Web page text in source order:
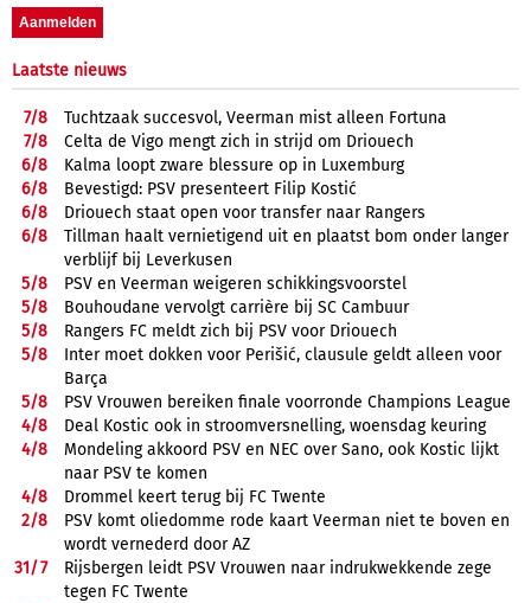
Laatste nieuws
7/8
Tuchtzaak succesvol, Veerman mist alleen Fortuna
7/8
Celta de Vigo mengt zich in strijd om Driouech
6/8
Kalma loopt zware blessure op in Luxemburg
6/8
Bevestigd: PSV presenteert Filip Kostić
6/8
Driouech staat open voor transfer naar Rangers
6/8
Tillman haalt vernietigend uit en plaatst bom onder langer
verblijf bij Leverkusen
5/8
PSV en Veerman weigeren schikkingsvoorstel
5/8
Bouhoudane vervolgt carrière bij SC Cambuur
5/8
Rangers FC meldt zich bij PSV voor Driouech
5/8
Inter moet dokken voor Perišić, clausule geldt alleen voor
Barça
5/8
PSV Vrouwen bereiken finale voorronde Champions League
4/8
Deal Kostic ook in stroomversnelling, woensdag keuring
4/8
Mondeling akkoord PSV en NEC over Sano, ook Kostic lijkt
naar PSV te komen
4/8
Drommel keert terug bij FC Twente
2/8
PSV komt oliedomme rode kaart Veerman niet te boven en
wordt vernederd door AZ
31/7
Rijsbergen leidt PSV Vrouwen naar indrukwekkende zege
tegen FC Twente